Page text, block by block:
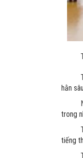
hằn
trong
tiếng